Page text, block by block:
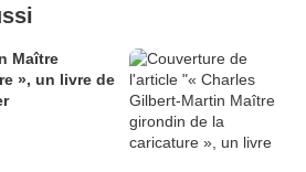
Maître
», un livre de